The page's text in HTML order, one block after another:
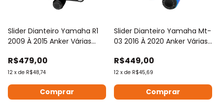
Slider Dianteiro Yamaha R1
2009 À 2015 Anker Várias
R$479,00
12 x de R$48,74
Comprar
Slider Dianteiro Yamaha Mt-
03 2016 À 2020 Anker Várias
R$449,00
12 x de R$45,69
Comprar